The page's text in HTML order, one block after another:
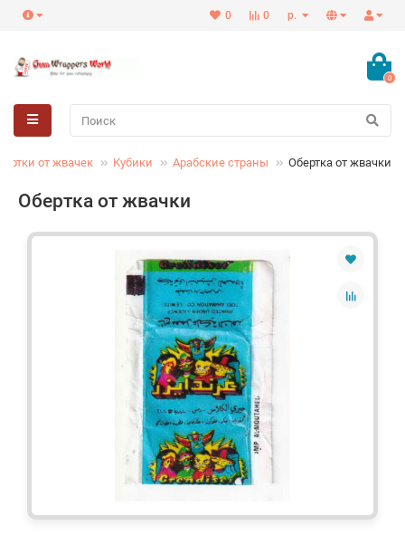
р.
0
0
0
от жвачек Кубики Арабские страны Обертка от жвачки
Обертка от жвачки